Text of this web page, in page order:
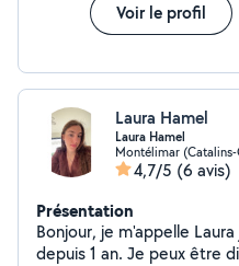
Voir le profil
Laura Hamel
Laura Hamel
Montélimar
4,7/5 (6 avis)
Présentation
Bonjour, je m'appelle
depuis 1 an. Je peux être